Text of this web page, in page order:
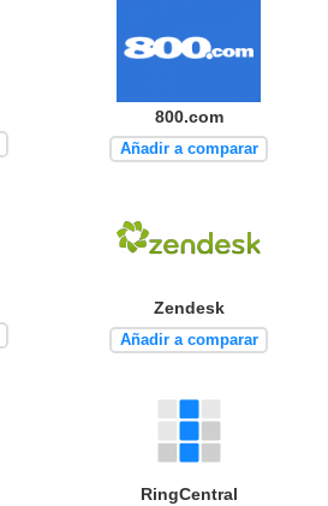
800.com
Añadir a comparar
Zendesk
Añadir a comparar
RingCentral